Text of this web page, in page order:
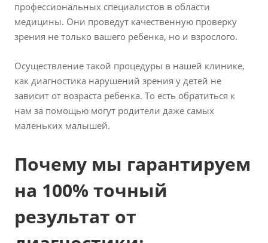
профессиональных специалистов в области
медицины. Они проведут качественную проверку
зрения не только вашего ребенка, но и взрослого.
Осуществление такой процедуры в нашей клинике,
как диагностика нарушений зрения у детей не
зависит от возраста ребенка. То есть обратиться к
нам за помощью могут родители даже самых
маленьких малышей.
Почему мы гарантируем
на 100% точный
результат от